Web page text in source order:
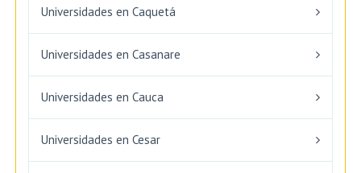
Universidades en Caquetá
Universidades en Casanare
Universidades en Cauca
Universidades en Cesar